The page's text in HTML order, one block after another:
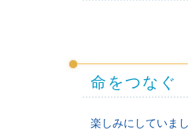
命をつなぐ
楽しみにしていまし